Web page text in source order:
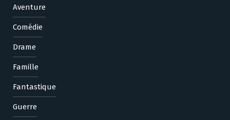
Aventure
Comédie
Drame
Famille
Fantastique
Guerre